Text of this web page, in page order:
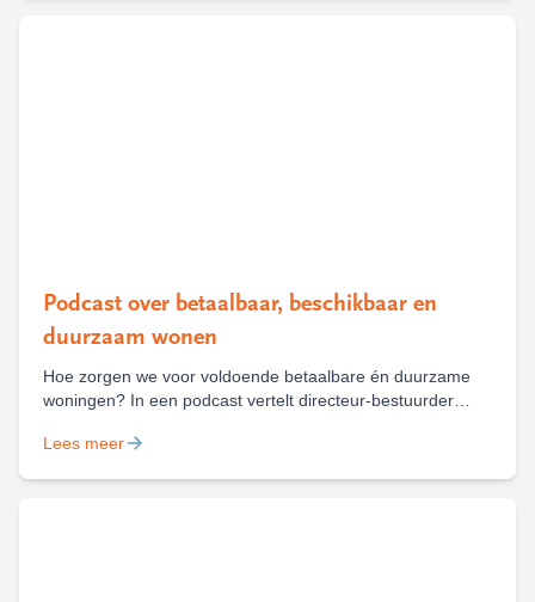
Podcast over betaalbaar, beschikbaar en
duurzaam wonen
Hoe zorgen we voor voldoende betaalbare én duurzame
woningen? In een podcast vertelt directeur-bestuurder
die daarbij komen kijken, met houtbouw als belangrijk
Lees meer